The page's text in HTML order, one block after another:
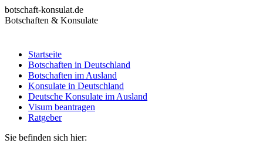
Zum
Inhalt
botschaft-konsulat.de
Botschaften & Konsulate
Startseite
Botschaften in Deutschland
Botschaften im Ausland
Konsulate in Deutschland
Deutsche Konsulate im Ausland
Visum beantragen
Ratgeber
Startseite
Botschaften in Deutschland
Botschaften im Ausland
Konsulate in Deutschland
Deutsche Konsulate im Ausland
Visum beantragen
Ratgeber
Sie befinden sich hier: